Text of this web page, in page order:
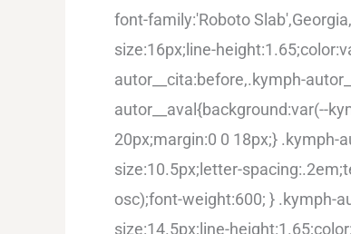
font-family:'Roboto
size:16px;line-
autor__cita:before,.kymph-
autor__aval{background:var(--
20px;margin:0 0 18px;} .kymph-
size:10.5px;letter-
osc);font-weight:600; } .kymph-
size:14.5px;line-